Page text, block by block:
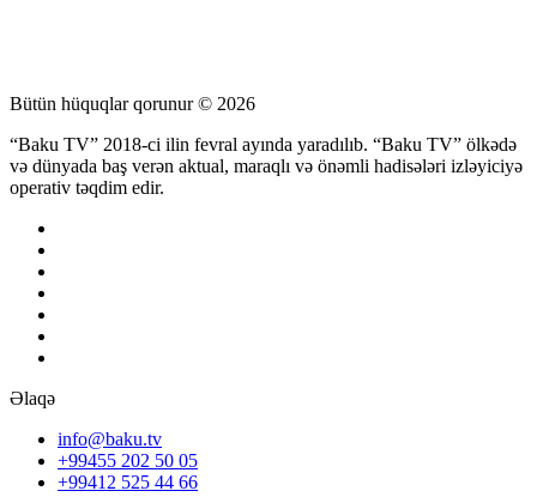
Bütün hüquqlar qorunur © 2026
“Baku TV” 2018-ci ilin fevral ayında yaradılıb. “Baku TV” ölkədə
və dünyada baş verən aktual, maraqlı və önəmli hadisələri izləyiciyə
operativ təqdim edir.
Əlaqə
info@baku.tv
+99455 202 50 05
+99412 525 44 66